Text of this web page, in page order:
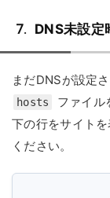
DNS未設
まだDNSが設定
hosts
ファイル
下の行をサイト
ください。